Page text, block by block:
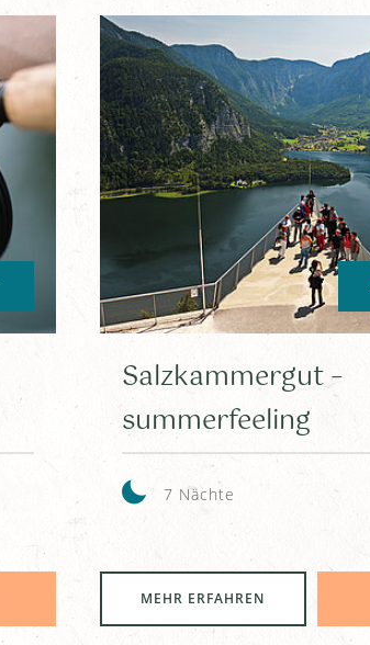
Salzkammergut –
summerfeeling
7 Nächte
MEHR ERFAHREN